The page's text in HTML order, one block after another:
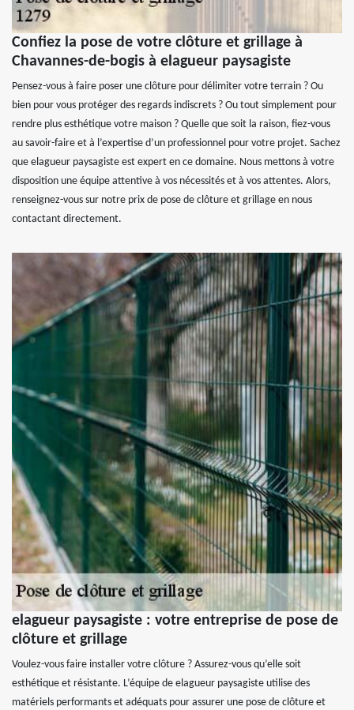
Confiez la pose de votre clôture et grillage à
Chavannes-de-bogis à elagueur paysagiste
Pensez-vous à faire poser une clôture pour délimiter votre terrain ? Ou
bien pour vous protéger des regards indiscrets ? Ou tout simplement pour
rendre plus esthétique votre maison ? Quelle que soit la raison, fiez-vous
au savoir-faire et à l’expertise d’un professionnel pour votre projet. Sachez
que elagueur paysagiste est expert en ce domaine. Nous mettons à votre
disposition une équipe attentive à vos nécessités et à vos attentes. Alors,
renseignez-vous sur notre prix de pose de clôture et grillage en nous
contactant directement.
elagueur paysagiste : votre entreprise de pose de
clôture et grillage
Voulez-vous faire installer votre clôture ? Assurez-vous qu’elle soit
esthétique et résistante. L’équipe de elagueur paysagiste utilise des
matériels performants et adéquats pour assurer une pose de clôture et